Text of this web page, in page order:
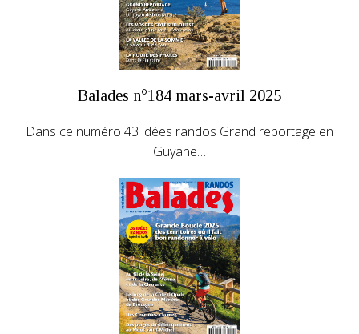
Balades n°184 mars-avril 2025
Dans ce numéro 43 idées randos Grand reportage en
Guyane…